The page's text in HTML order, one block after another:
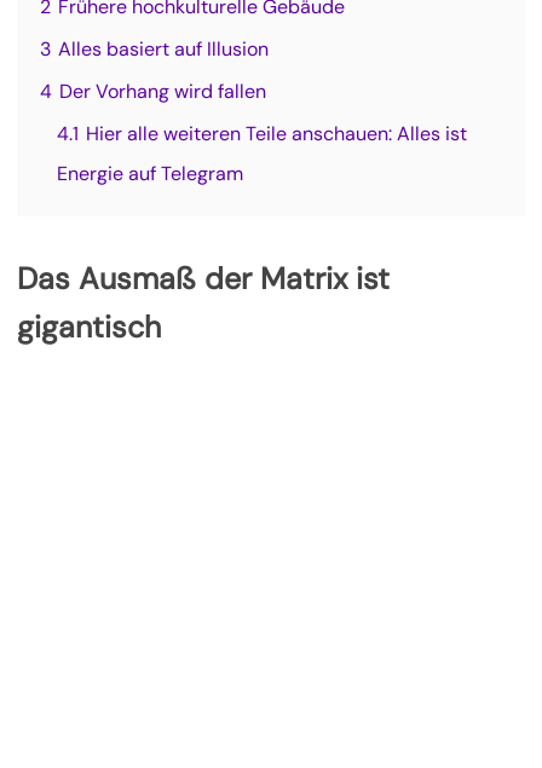
2 Frühere hochkulturelle Gebäude
3 Alles basiert auf Illusion
4 Der Vorhang wird fallen
4.1 Hier alle weiteren Teile anschauen: Alles ist
Energie auf Telegram
Das Ausmaß der Matrix ist
gigantisch